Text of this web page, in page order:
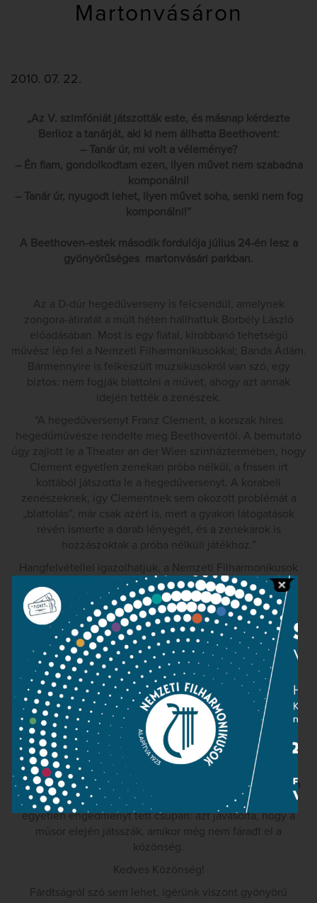
Martonvásáron
2010. 07. 22.
„Az V. szimfóniát játszották este, és másnap kérdezte
Berlioz a tanárját, aki ki nem állhatta Beethovent:
– Tanár úr, mi volt a véleménye?
– Én fiam, gondolkodtam ezen, ilyen művet nem szabadna
komponálni!
– Tanár úr, nyugodt lehet, ilyen művet soha, senki nem fog
komponálni!”
A Beethoven-estek második fordulója július 24-én lesz a
gyönyörűséges martonvásári parkban.
Az a D-dúr hegedűverseny is felcsendül, amelynek
zongora-átiratát a múlt héten hallhattuk Borbély László
előadásában. Most is egy fiatal, kirobbanó tehetségű
művész lép fel a Nemzeti Filharmonikusokkal; Banda Ádám.
Bármennyire is felkészült muzsikusokról van szó, egy
biztos: nem fogják blattolni a művet, ahogy azt annak
idején tették a zenészek.
“A hegedűversenyt Franz Clement, a korszak híres
hegedűművésze rendelte meg Beethoventől. A bemutató
úgy zajlott le a Theater an der Wien színháztermében, hogy
Clement egyetlen zenekari próba nélkül, a frissen írt
kottából játszotta le a hegedűversenyt. A korabeli
zenészeknek, így Clementnek sem okozott problémát a
„blattolás”, már csak azért is, mert a gyakori látogatások
révén ismerte a darab lényegét, és a zenekarok is
hozzászoktak a próba nélküli játékhoz.”
Hangfelvétellel igazolhatjuk, a Nemzeti Filharmonikusok
szorgalmasan próbál a szombati koncertre.
Vásáry Tamás az Eroica szimfóniát vezényli
(részlet a próbából)
A hegedűversenyt két gigantikus mű fogja közre: a
Coriolan-nyitány, amelynek megírására H. J. von Collin
(1772-1797) Coriolan c. drámája ihlette a zeneköltőt.
A másik mű a 3., Eroica szimfónia, amely annak idején
hatalmas feladat elé állította nem csak a zenészeket, de a
hallgatóságot is. Ezért a művel kapcsolatban Beethoven
egyetlen engedményt tett csupán: azt javasolta, hogy a
műsor elején játsszák, amikor még nem fáradt el a
közönség.
Kedves Közönség!
Fárdtságról szó sem lehet, ígérünk viszont gyönyörű